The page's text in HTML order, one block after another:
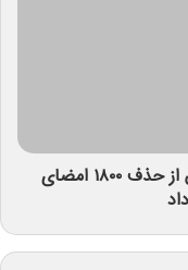
عضو کمیسیون برنامه و بودجه مجلس از حذف ۱۸۰۰ امضای